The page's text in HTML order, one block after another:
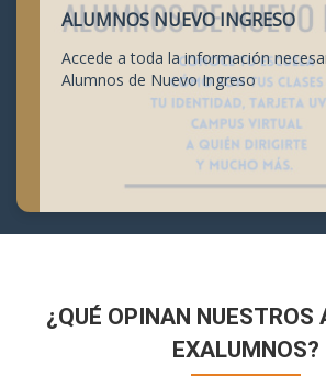
ALUMNOS NUEVO INGRESO
Accede a toda la información
Alumnos de Nuevo Ingreso
¿QUÉ OPINAN NUESTROS
EXALUMNOS?